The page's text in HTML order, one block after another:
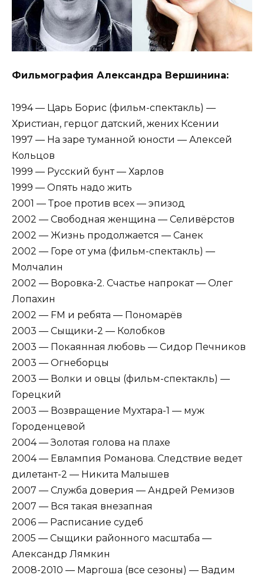
Фильмография Александра Вершинина:
1994 — Царь Борис (фильм-спектакль) —
Христиан, герцог датский, жених Ксении
1997 — На заре туманной юности — Алексей
Кольцов
1999 — Русский бунт — Харлов
1999 — Опять надо жить
2001 — Трое против всех — эпизод
2002 — Свободная женщина — Селивёрстов
2002 — Жизнь продолжается — Санек
2002 — Горе от ума (фильм-спектакль) —
Молчалин
2002 — Воровка-2. Счастье напрокат — Олег
Лопахин
2002 — FM и ребята — Пономарёв
2003 — Сыщики-2 — Колобков
2003 — Покаянная любовь — Сидор Печников
2003 — Огнеборцы
2003 — Волки и овцы (фильм-спектакль) —
Горецкий
2003 — Возвращение Мухтара-1 — муж
Городенцевой
2004 — Золотая голова на плахе
2004 — Евлампия Романова. Следствие ведет
дилетант-2 — Никита Малышев
2007 — Служба доверия — Андрей Ремизов
2007 — Вся такая внезапная
2006 — Расписание судеб
2005 — Сыщики районного масштаба —
Александр Лямкин
2008-2010 — Маргоша (все сезоны) — Вадим